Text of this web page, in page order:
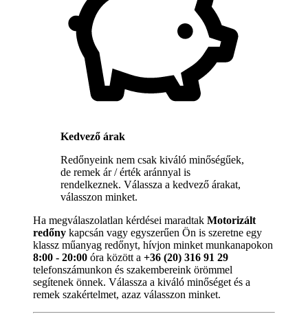
Kedvező árak
Redőnyeink nem csak kiváló minőségűek,
de remek ár / érték aránnyal is
rendelkeznek. Válassza a kedvező árakat,
válasszon minket.
Ha megválaszolatlan kérdései maradtak Motorizált
redőny kapcsán vagy egyszerűen Ön is szeretne egy
klassz műanyag redőnyt, hívjon minket munkanapokon
8:00 - 20:00 óra között a +36 (20) 316 91 29
telefonszámunkon és szakembereink örömmel
segítenek önnek. Válassza a kiváló minőséget és a
remek szakértelmet, azaz válasszon minket.